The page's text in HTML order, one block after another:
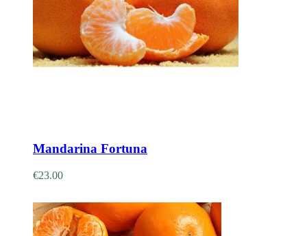
Mandarina Fortuna
€23.00